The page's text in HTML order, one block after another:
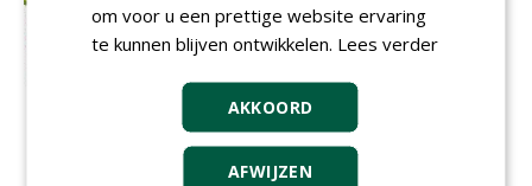
Innovatie is groenondernemer Douwe
Snoek niet vreemd. De meest recente
denktank waarbij hij zich aansloot, is het
‘Kluer-concept’. In deze denktank trekken
partijen samen op: een
omgevingspsycholoog, een
groenaannemer en een bouwer.
om voor u een prettige website ervaring
te kunnen blijven ontwikkelen. Lees verder
AKKOORD
AFWIJZEN